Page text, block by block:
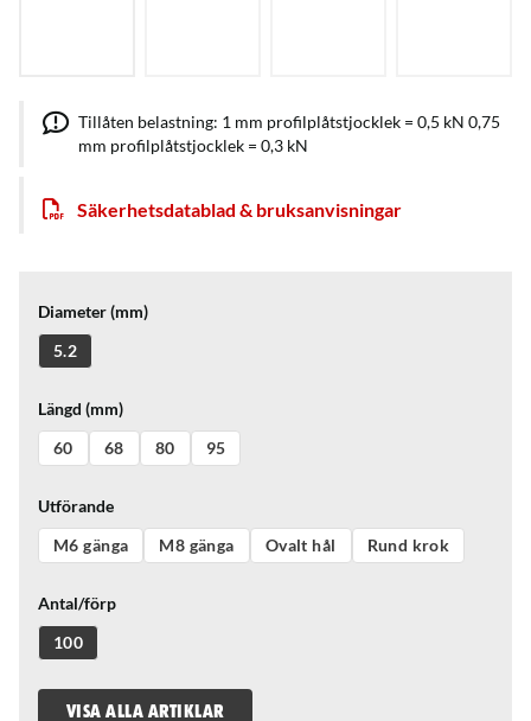
Tillåten belastning: 1 mm profilplåtstjocklek = 0,5 kN 0,75
mm profilplåtstjocklek = 0,3 kN
Säkerhetsdatablad & bruksanvisningar
Diameter (mm)
5.2
Längd (mm)
60
68 80 95
Utförande
M6 gänga
M8 gänga Ovalt hål Rund krok
Antal/förp
100
VISA ALLA ARTIKLAR